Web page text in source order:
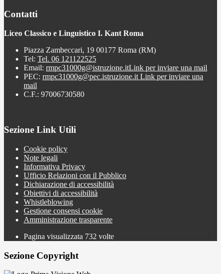
Contatti
Liceo Classico e Linguistico I. Kant Roma
Piazza Zambeccari, 19 00177 Roma (RM)
Tel: Tel. 06 121122525
Email: rmpc31000g@istruzione.itLink per inviare una mail
PEC: rmpc31000g@pec.istruzione.it Link per inviare una
mail
C.F.: 97006730580
Sezione Link Utili
Cookie policy
Note legali
Informativa Privacy
Ufficio Relazioni con il Pubblico
Dichiarazione di accessibilità
Obiettivi di accessibilità
Whistleblowing
Gestione consensi cookie
Amministrazione trasparente
Pagina visualizzata 732 volte
Sezione Copyright